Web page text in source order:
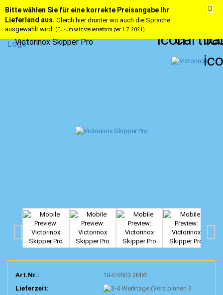
Bitte wählen Sie für eine korrekte Preisangabe Ihr
Lieferland aus. Gleich hier drunter wo auch die Sprache
ausgewählt wird. (EU-Umsatzsteuerreform per 1.7.2021)
Victorinox Skipper Pro
Art.Nr.:
10-0.8503.2MW
Lieferzeit: